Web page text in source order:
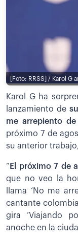
[Foto: RRSS] / Karol G
Karol G ha
lanzamiento de
me arrepiento
próximo 7 de
su anterior trabajo,
“ El próximo 7 de
que no veo la
llama ‘No me
cantante
gira ‘Viajando
anoche en la